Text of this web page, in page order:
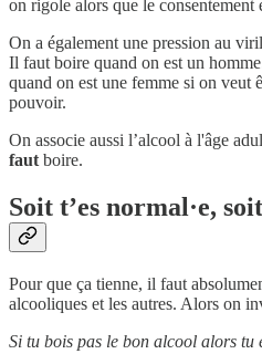
on rigole alors que le consentement
On a également une pression au
Il faut boire quand on est un
quand on est une femme si on veut
pouvoir.
On associe aussi l’alcool à l'âge
faut boire.
Soit t’es normal·e,
Pour que ça tienne, il faut
alcooliques et les autres. Alors on
Si tu bois pas le bon alcool alors tu